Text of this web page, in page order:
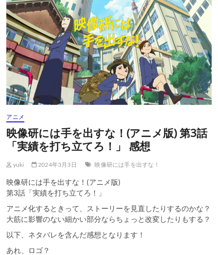
タ
ン
アニメ
映像研には手を出すな！(アニメ版) 第3話
「実績を打ち立てろ！」 感想
yuki 2024年3月3日 映像研には手を出すな！
映像研には手を出すな！(アニメ版)
第3話「実績を打ち立てろ！」
アニメ化するときって、ストーリーを見直したりするのかな？
大筋に影響のない細かい部分ならちょっと改変したりもする？
以下、ネタバレを含んだ感想となります！
あれ、ロゴ？